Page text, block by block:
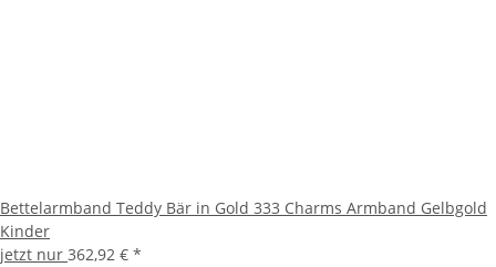
Bettelarmband Teddy Bär in Gold 333 Charms Armband Gelbgold
Kinder
jetzt nur 362,92 € *